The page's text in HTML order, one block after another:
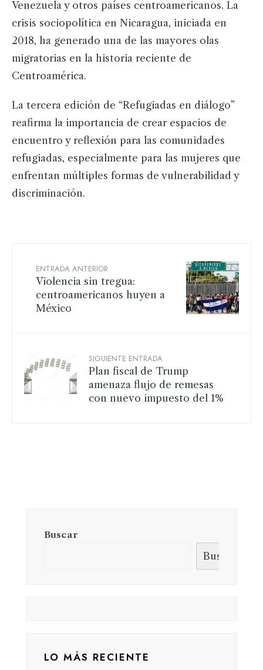
Venezuela y otros países centroamericanos. La
crisis sociopolítica en Nicaragua, iniciada en
2018, ha generado una de las mayores olas
migratorias en la historia reciente de
Centroamérica.
La tercera edición de “Refugiadas en diálogo”
reafirma la importancia de crear espacios de
encuentro y reflexión para las comunidades
refugiadas, especialmente para las mujeres que
enfrentan múltiples formas de vulnerabilidad y
discriminación.
ENTRADA ANTERIOR
Violencia sin tregua:
centroamericanos huyen a
México
SIGUIENTE ENTRADA
Plan fiscal de Trump
amenaza flujo de remesas
con nuevo impuesto del 1%
Buscar
Buscar
LO MÁS RECIENTE